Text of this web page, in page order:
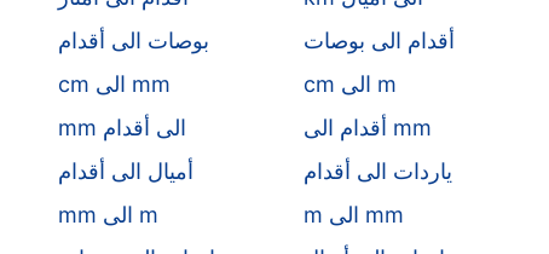
بوصات الى أقدام
أقدام الى بوصات
cm الى mm
cm الى m
mm الى أقدام
أقدام الى mm
أميال الى أقدام
ياردات الى أقدام
mm الى m
m الى mm